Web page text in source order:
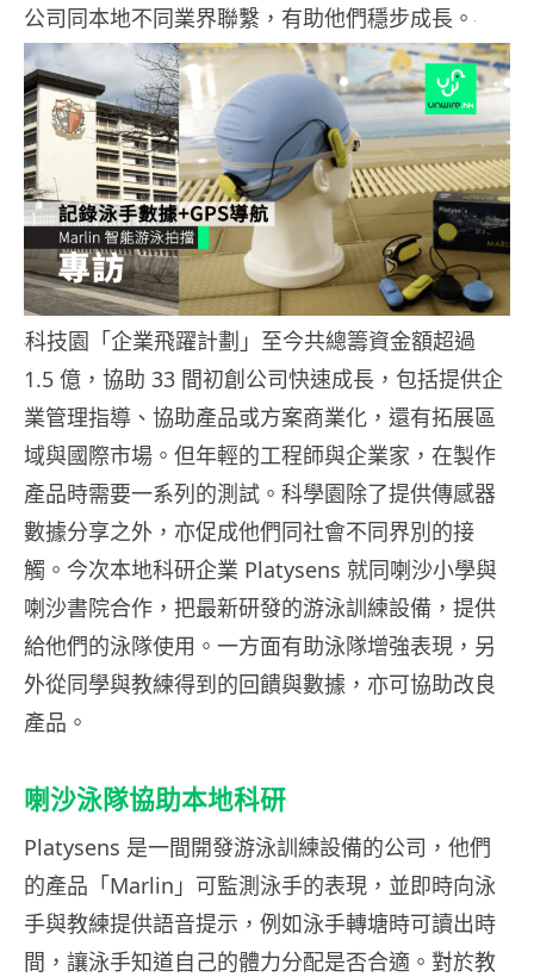
公司同本地不同業界聯繫，有助他們穩步成長。
科技園「企業飛躍計劃」至今共總籌資金額超過
1.5 億，協助 33 間初創公司快速成長，包括提供企
業管理指導、協助產品或方案商業化，還有拓展區
域與國際市場。但年輕的工程師與企業家，在製作
產品時需要一系列的測試。科學園除了提供傳感器
數據分享之外，亦促成他們同社會不同界別的接
觸。今次本地科研企業 Platysens 就同喇沙小學與
喇沙書院合作，把最新研發的游泳訓練設備，提供
給他們的泳隊使用。一方面有助泳隊增強表現，另
外從同學與教練得到的回饋與數據，亦可協助改良
產品。
喇沙泳隊協助本地科研
Platysens 是一間開發游泳訓練設備的公司，他們
的產品「Marlin」可監測泳手的表現，並即時向泳
手與教練提供語音提示，例如泳手轉塘時可讀出時
間，讓泳手知道自己的體力分配是否合適。對於教